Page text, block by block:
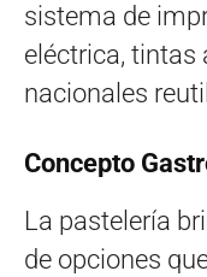
sistema de
eléctrica, tintas
nacionales
Concepto
La pastelería
de opciones